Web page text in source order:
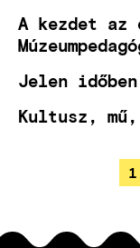
A kezdet az
Jelen időben
Kultusz,
OLDALSZÁMOZÁS
1